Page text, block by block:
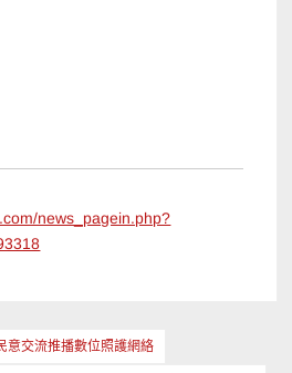
news_pagein.php?
意交流推播數位照護網絡